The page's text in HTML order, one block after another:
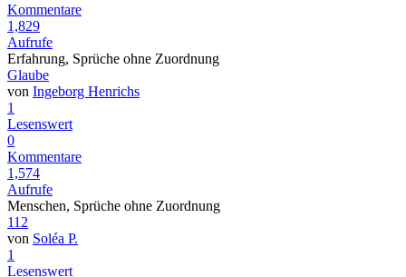
Kommentare
1,829
Aufrufe
Erfahrung, Sprüche ohne Zuordnung
Glaube
von Ingeborg Henrichs
1
Lesenswert
0
Kommentare
1,574
Aufrufe
Menschen, Sprüche ohne Zuordnung
112
von Soléa P.
1
Lesenswert